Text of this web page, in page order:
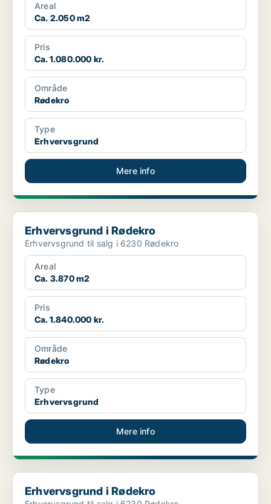
Areal
Ca. 2.050 m2
Pris
Ca. 1.080.000 kr.
Område
Rødekro
Type
Erhvervsgrund
Mere info
Erhvervsgrund i Rødekro
Erhvervsgrund i Rødekro
Erhvervsgrund til salg i 6230 Rødekro
Areal
Ca. 3.870 m2
Pris
Ca. 1.840.000 kr.
Område
Rødekro
Type
Erhvervsgrund
Mere info
Erhvervsgrund i Rødekro
Erhvervsgrund i Rødekro